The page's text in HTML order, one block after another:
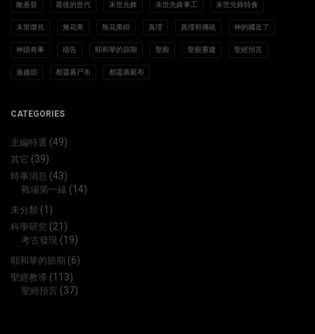
敵基督 最後的世代 末世先鋒 末世先鋒事工 末世先鋒特會
末世徵兆 無花果 無花果樹 真理 真理和傳統 神的國近了
神蹟奇事 禱告 耶和華的節期 聖殿 聖殿重建 聖經預言
逾越節 都靈裹尸布 都靈裹屍布
CATEGORIES
主編特選 (49)
其它 (39)
時事消息 (43)
戰場第一線 (14)
未分類 (1)
科學研究 (21)
考古發現 (19)
耶和華的節期 (6)
聖經教導 (113)
聖經預言 (37)